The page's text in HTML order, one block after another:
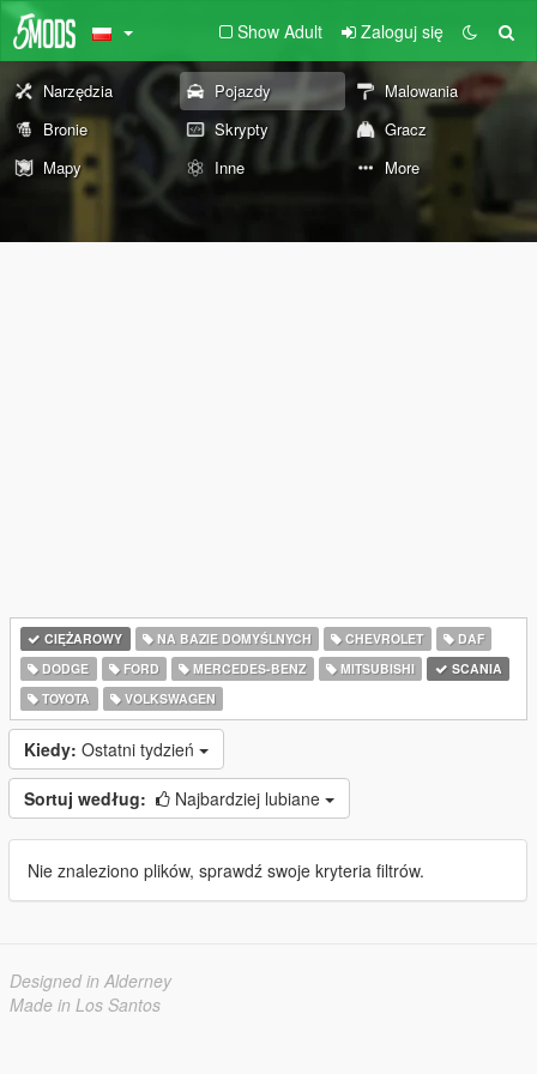
Show Adult Zaloguj się
Narzędzia Pojazdy
Malowania
Bronie
Skrypty
Gracz
Mapy
Inne More
CIĘŻAROWY NA BAZIE DOMYŚLNYCH CHEVROLET
DAF
DODGE
FORD MERCEDES-BENZ MITSUBISHI
SCANIA
TOYOTA
VOLKSWAGEN
Kiedy: Ostatni tydzień
Sortuj według: Najbardziej lubiane
Nie znaleziono plików, sprawdź swoje kryteria filtrów.
Designed in Alderney
Made in Los Santos